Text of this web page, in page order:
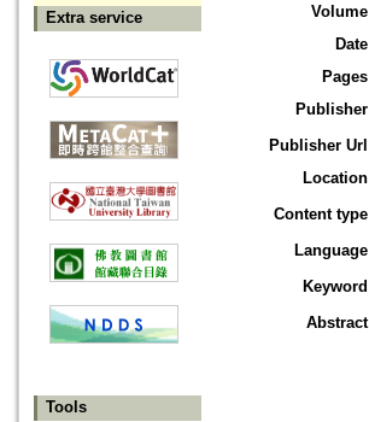
Extra service
Tools
Volume
Date
Pages
Publisher
Publisher Url
Location
Content type
Language
Keyword
Abstract